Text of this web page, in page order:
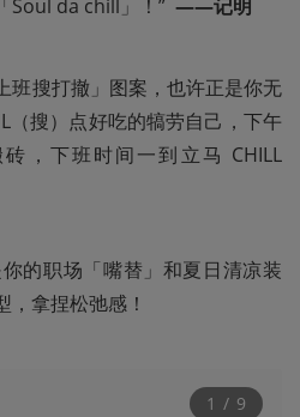
Soul da chill」！” ——记明
班搜打撤」图案，也许正是你无
（搜）点好吃的犒劳自己，下午
，下班时间一到立马 CHILL
的职场「嘴替」和夏日清凉装
拿捏松弛感！
1 / 9